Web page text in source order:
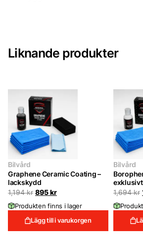
Liknande produkter
Bilvård
Graphene Ceramic Coating –
lackskydd
1,194kr Det
priset
1,194 kr.
895krDet
priset
895 kr.
Produkten finns i lager
Lägg till i varukorgen
Bilvård
1,694kr